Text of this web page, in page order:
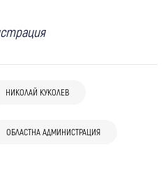
НИКОЛАЙ КУКОЛЕВ
ОБЛАСТНА АДМИНИСТРАЦИЯ